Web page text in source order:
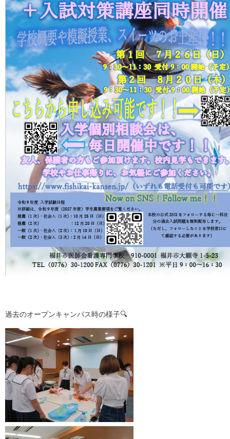
過去のオープンキャンパス時の様子🔍